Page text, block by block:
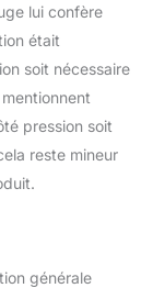
lui confère
était
soit nécessaire
pression soit
reste mineur
générale